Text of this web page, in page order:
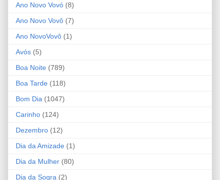
Ano Novo Vovó (8)
Ano Novo Vovô (7)
Ano NovoVovô (1)
Avós (5)
Boa Noite (789)
Boa Tarde (118)
Bom Dia (1047)
Carinho (124)
Dezembro (12)
Dia da Amizade (1)
Dia da Mulher (80)
Dia da Sogra (2)